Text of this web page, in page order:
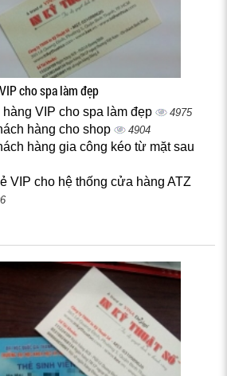
cho spa làm đẹp
hàng VIP cho spa làm đẹp 4975
hàng cho shop 4904
hàng gia công kéo từ mặt sau
VIP cho hệ thống cửa hàng ATZ